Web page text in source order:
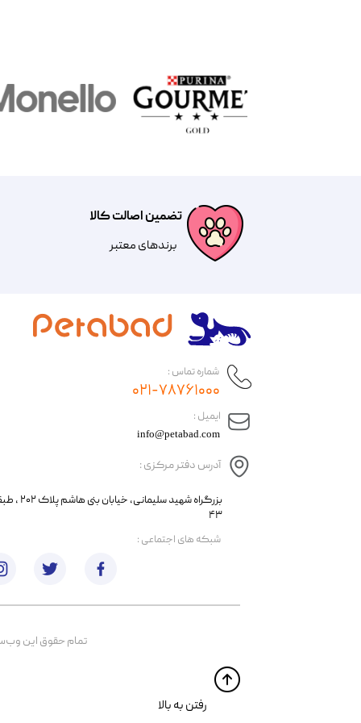
تضمین اصالت کالا
​​برندهای معتبر​​​​​​​
​ایمیل :
آدرس دفتر مرکزی :
info@petabad.com
​​بزرگراه شهید
۴۳
شماره تماس :
۰۲۱-۷۸۷۶۱۰۰۰
تمام حقوق اين
​​رفتن به بالا
​شبکه های اجتماعی :